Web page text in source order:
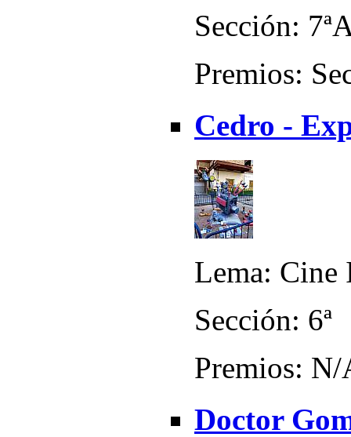
Sección:
Premios:
Cedro -
Lema: Cine
Sección: 6ª
Premios: N/
Doctor